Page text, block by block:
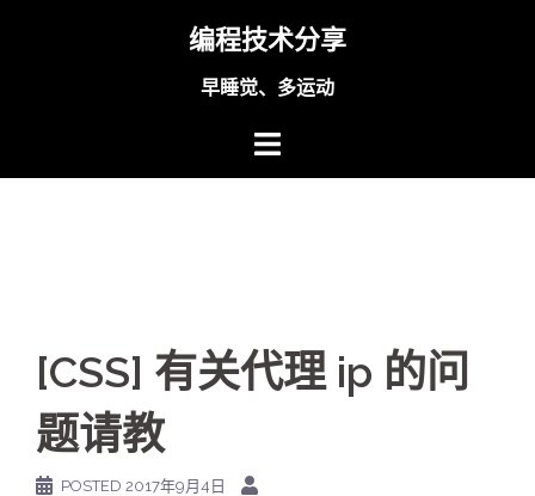
编程技术分享
早睡觉、多运动
[CSS] 有关代理 ip 的问
题请教
POSTED 2017年9月4日